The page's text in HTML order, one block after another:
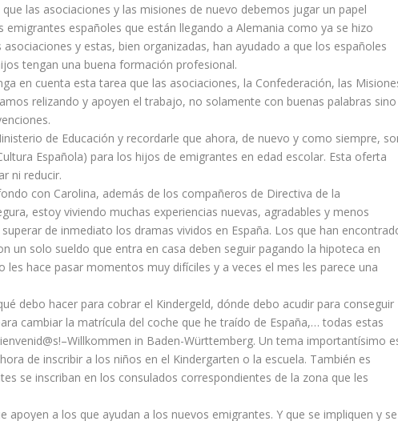
las asociaciones y las misiones de nuevo debemos jugar un papel
españoles que están llegando a Alemania como ya se hizo
y estas, bien organizadas, han ayudado a que los españoles
tengan una buena formación profesional.
en cuenta esta tarea que las asociaciones, la Confederación, las
relizando y apoyen el trabajo, no solamente con buenas palabras sino
de Educación y recordarle que ahora, de nuevo y como siempre,
Española) para los hijos de emigrantes en edad escolar. Esta oferta
ni reducir.
con Carolina, además de los compañeros de Directiva de la
estoy viviendo muchas experiencias nuevas, agradables y menos
de inmediato los dramas vividos en España. Los que han
un solo sueldo que entra en casa deben seguir pagando la hipoteca en
les hace pasar momentos muy difíciles y a veces el mes les parece una
debo hacer para cobrar el Kindergeld, dónde debo acudir para conseguir
cambiar la matrícula del coche que he traído de España,… todas estas
in Baden-Württemberg. Un tema importantísimo
de inscribir a los niños en el Kindergarten o la escuela. También es
se inscriban en los consulados correspondientes de la zona que les
apoyen a los que ayudan a los nuevos emigrantes. Y que se impliquen y se